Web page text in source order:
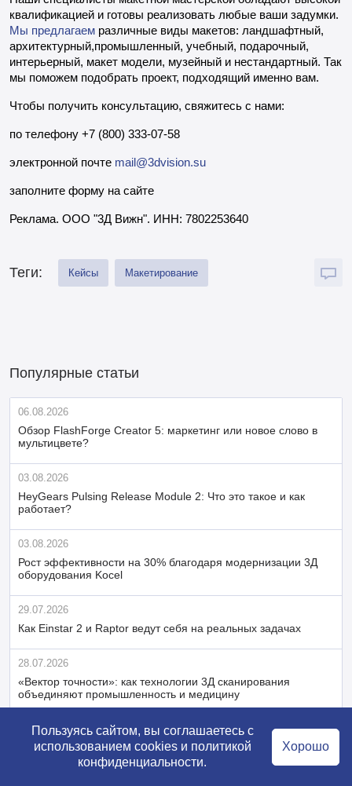
квалификацией и готовы реализовать любые ваши задумки.
Мы предлагаем различные виды макетов: ландшафтный,
архитектурный,промышленный, учебный, подарочный,
интерьерный, макет модели, музейный и нестандартный. Так
мы поможем подобрать проект, подходящий именно вам.
Чтобы получить консультацию, свяжитесь с нами:
по телефону +7 (800) 333-07-58
электронной почте mail@3dvision.su
заполните форму на сайте
Реклама. OOO "3Д Вижн". ИНН: 7802253640
Теги: Кейсы Макетирование
Популярные статьи
06.08.2026
Обзор FlashForge Creator 5: маркетинг или новое слово в
мультицвете?
03.08.2026
HeyGears Pulsing Release Module 2: Что это такое и как
работает?
03.08.2026
Рост эффективности на 30% благодаря модернизации 3Д
оборудования Kocel
29.07.2026
Как Einstar 2 и Raptor ведут себя на реальных задачах
28.07.2026
«Вектор точности»: как технологии 3Д сканирования
объединяют промышленность и медицину
Последние
Пользуясь сайтом, вы соглашаетесь с
использованием cookies и политикой
конфиденциальности.
Хорошо